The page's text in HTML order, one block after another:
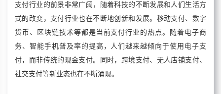
支付行业的前景非常广阔，随着科技的不断发展和人们生活方
式的改变，支付行业也在不断地创新和发展。移动支付、数字
货币、区块链技术等都是当前支付行业的热点。随着电子商
务、智能手机普及率的提高，人们越来越倾向于使用电子支
付，而非传统的现金支付。同时，跨境支付、无人店铺支付、
社交支付等新业态也在不断涌现。